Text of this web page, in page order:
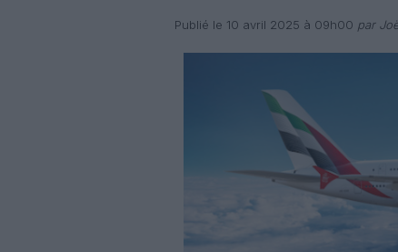
Publié le 10 avril 2025 à 09h00 par